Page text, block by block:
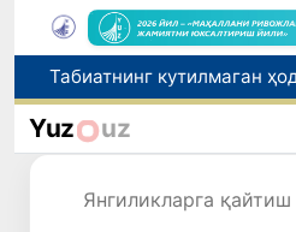
Yuz uz
Янгиликларга қайтиш